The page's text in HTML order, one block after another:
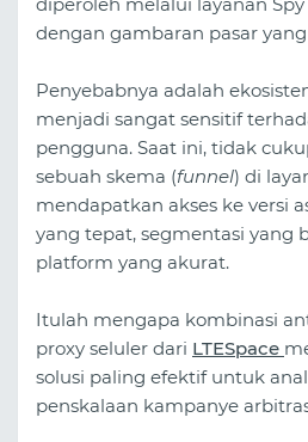
diperoleh melalui layanan
dengan gambaran pasar
Penyebabnya adalah
menjadi sangat sensitif
pengguna. Saat ini, tidak
sebuah skema (funnel) di
mendapatkan akses ke versi
yang tepat, segmentasi yang
platform yang akurat.
Itulah mengapa kombinasi
proxy seluler dari LTESpace
solusi paling efektif untuk
penskalaan kampanye